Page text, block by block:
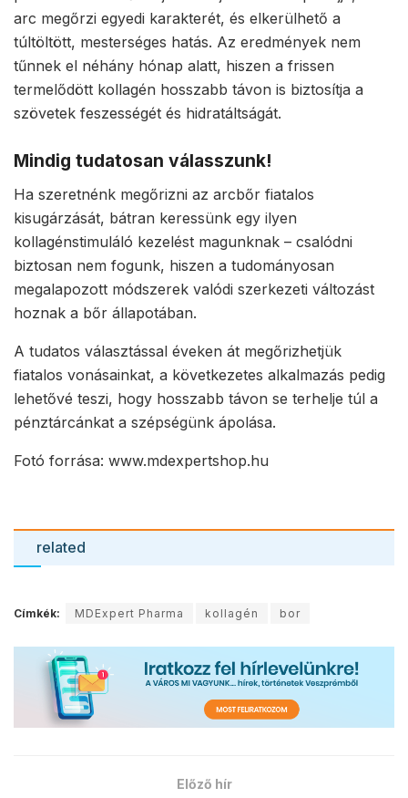
arc megőrzi egyedi karakterét, és elkerülhető a
túltöltött, mesterséges hatás. Az eredmények nem
tűnnek el néhány hónap alatt, hiszen a frissen
termelődött kollagén hosszabb távon is biztosítja a
szövetek feszességét és hidratáltságát.
Mindig tudatosan válasszunk!
Ha szeretnénk megőrizni az arcbőr fiatalos
kisugárzását, bátran keressünk egy ilyen
kollagénstimuláló kezelést magunknak – csalódni
biztosan nem fogunk, hiszen a tudományosan
megalapozott módszerek valódi szerkezeti változást
hoznak a bőr állapotában.
A tudatos választással éveken át megőrizhetjük
fiatalos vonásainkat, a következetes alkalmazás pedig
lehetővé teszi, hogy hosszabb távon se terhelje túl a
pénztárcánkat a szépségünk ápolása.
Fotó forrása: www.mdexpertshop.hu
related
Címkék: MDExpert Pharma kollagén bor
Előző hír